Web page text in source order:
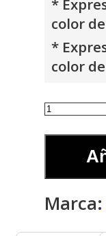
*
color
*
color
ID
de
Marca: